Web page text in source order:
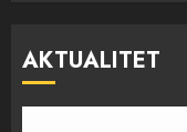
AKTUALITET